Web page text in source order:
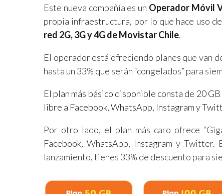
Este nueva compañía es un Operador Móvil
propia infraestructura, por lo que hace uso
red 2G, 3G y 4G de Movistar Chile.
El operador está ofreciendo planes que van
hasta un 33% que serán “congelados” para
El plan más básico disponible consta de 20
libre a Facebook, WhatsApp, Instagram y
Por otro lado, el plan más caro ofrece
Facebook, WhatsApp, Instagram y
lanzamiento, tienes 33% de descuento para